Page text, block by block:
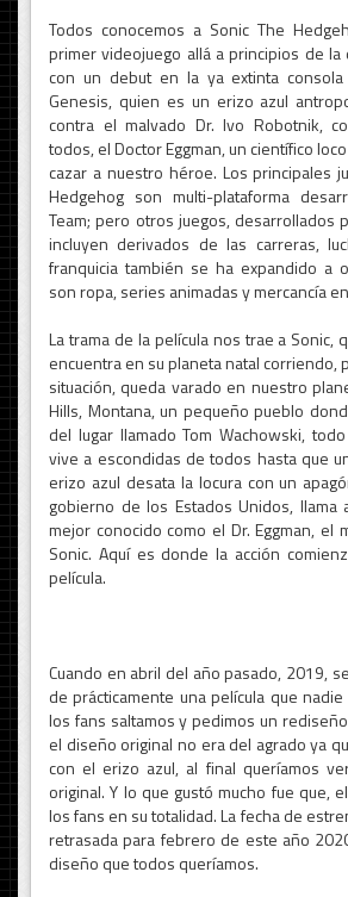
Todos conocemos a Sonic The
primer videojuego allá a principios de
con un debut en la ya extinta consola
Genesis, quien es un erizo azul
contra el malvado Dr. Ivo Robotnik,
todos, el Doctor Eggman, un científico
cazar a nuestro héroe. Los principales
Hedgehog son multi-plataforma
Team; pero otros juegos, desarrollados
incluyen derivados de las carreras,
franquicia también se ha expandido a
son ropa, series animadas y mercancía
La trama de la película nos trae a Sonic,
encuentra en su planeta natal corriendo,
situación, queda varado en nuestro
Hills, Montana, un pequeño pueblo
del lugar llamado Tom Wachowski,
vive a escondidas de todos hasta que
erizo azul desata la locura con un
gobierno de los Estados Unidos, llama
mejor conocido como el Dr. Eggman, el
Sonic. Aquí es donde la acción
película.
Cuando en abril del año pasado, 2019,
de prácticamente una película que
los fans saltamos y pedimos un
el diseño original no era del agrado ya
con el erizo azul, al final queríamos
original. Y lo que gustó mucho fue que,
los fans en su totalidad. La fecha de
retrasada para febrero de este año
diseño que todos queríamos.